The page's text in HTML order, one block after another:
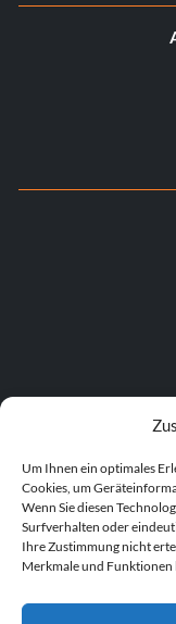
Um Ihnen ein optimales
Cookies, um
Wenn Sie diesen
Surfverhalten oder
Ihre Zustimmung nicht
Merkmale und